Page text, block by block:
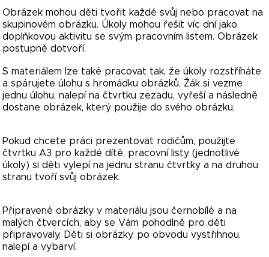
Obrázek mohou děti tvořit každé svůj nebo pracovat na
skupinovém obrázku. Úkoly mohou řešit víc dní jako
doplňkovou aktivitu se svým pracovním listem. Obrázek
postupně dotvoří.
S materiálem lze také pracovat tak, že úkoly rozstříháte
a spárujete úlohu s hromádku obrázků. Žák si vezme
jednu úlohu, nalepí na čtvrtku zezadu, vyřeší a následně
dostane obrázek, který použije do svého obrázku.
Pokud chcete práci prezentovat rodičům, použijte
čtvrtku A3 pro každé dítě, pracovní listy (jednotlivé
úkoly) si děti vylepí na jednu stranu čtvrtky a na druhou
stranu tvoří svůj obrázek.
Připravené obrázky v materiálu jsou černobílé a na
malých čtvercích, aby se Vám pohodlně pro děti
připravovaly. Děti si obrázky. po obvodu vystřihnou,
nalepí a vybarví.